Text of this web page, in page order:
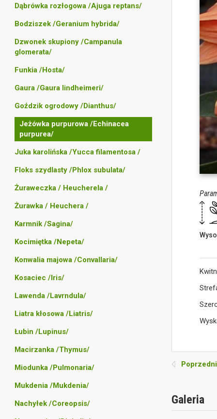
Dąbrówka rozłogowa /Ajuga reptans/
Bodziszek /Geranium hybrida/
Dzwonek skupiony /Campanula
glomerata/
Funkia /Hosta/
Gaura /Gaura lindheimeri/
Goździk ogrodowy /Dianthus/
Jeżówka purpurowa /Echinacea
purpurea/
Juka karolińska /Yucca filamentosa /
Floks szydlasty /Phlox subulata/
Żuraweczka / Heucherela /
Żurawka / Heuchera /
Karmnik /Sagina/
Kocimiętka /Nepeta/
Konwalia majowa /Convallaria/
Kosaciec /Iris/
Lawenda /Lavrndula/
Liatra kłosowa /Liatris/
Łubin /Lupinus/
Macirzanka /Thymus/
Miodunka /Pulmonaria/
Mukdenia /Mukdenia/
Nachyłek /Coreopsis/
Poprzedni
Galeria